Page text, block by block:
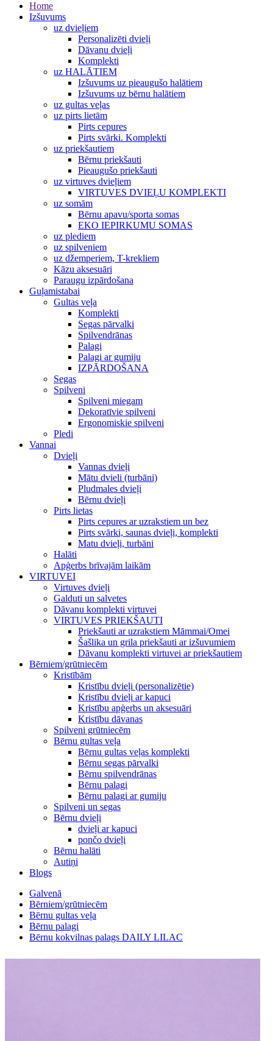
Home
Izšuvums
uz dvieļiem
Personalizēti dvieļi
Dāvanu dvieļi
Komplekti
uz HALĀTIEM
Izšuvums uz pieaugušo halātiem
Izšuvums uz bērnu halātiem
uz gultas veļas
uz pirts lietām
Pirts cepures
Pirts svārki. Komplekti
uz priekšautiem
Bērnu priekšauti
Pieaugušo priekšauti
uz virtuves dvieļiem
VIRTUVES DVIEĻU KOMPLEKTI
uz somām
Bērnu apavu/sporta somas
EKO IEPIRKUMU SOMAS
uz plediem
uz spilveniem
uz džemperiem, T-krekliem
Kāzu aksesuāri
Paraugu izpārdošana
Guļamistabai
Gultas veļa
Komplekti
Segas pārvalki
Spilvendrānas
Palagi
Palagi ar gumiju
IZPĀRDOŠANA
Segas
Spilveni
Spilveni miegam
Dekoratīvie spilveni
Ergonomiskie spilveni
Pledi
Vannai
Dvieļi
Vannas dvieļi
Mātu dvieli (turbāni)
Pludmales dvieļi
Bērnu dvieļi
Pirts lietas
Pirts cepures ar uzrakstiem un bez
Pirts svārki, saunas dvieļi, komplekti
Matu dvieļi, turbāni
Halāti
Apģerbs brīvajām laikām
VIRTUVEI
Virtuves dvieļi
Galduti un salvetes
Dāvanu komplekti virtuvei
VIRTUVES PRIEKŠAUTI
Priekšauti ar uzrakstiem Māmmai/Omei
Šašlika un grila priekšauti ar izšuvumiem
Dāvanu komplekti virtuvei ar priekšautiem
Bērniem/grūtniecēm
Kristībām
Kristību dvieļi (personalizētie)
Kristību dvieļi ar kapuci
Kristību apģerbs un aksesuāri
Kristību dāvanas
Spilveni grūtniecēm
Bērnu gultas veļa
Bērnu gultas veļas komplekti
Bērnu segas pārvalki
Bērnu spilvendrānas
Bērnu palagi
Bērnu palagi ar gumiju
Spilveni un segas
Bērnu dvieļi
dvieļi ar kapuci
pončo dvieļi
Bērnu halāti
Autiņi
Blogs
Galvenā
Bērniem/grūtniecēm
Bērnu gultas veļa
Bērnu palagi
Bērnu kokvilnas palags DAILY LILAC